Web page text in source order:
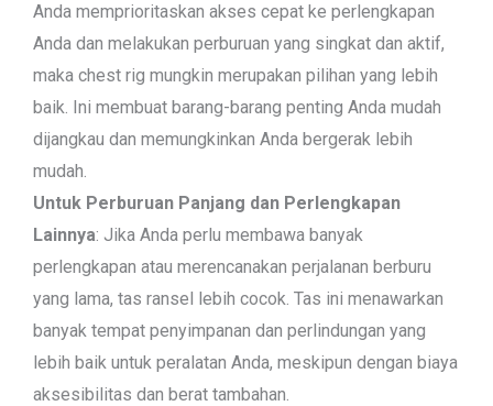
Anda memprioritaskan akses cepat ke perlengkapan
Anda dan melakukan perburuan yang singkat dan aktif,
maka chest rig mungkin merupakan pilihan yang lebih
baik. Ini membuat barang-barang penting Anda mudah
dijangkau dan memungkinkan Anda bergerak lebih
mudah.
Untuk Perburuan Panjang dan Perlengkapan
Lainnya: Jika Anda perlu membawa banyak
perlengkapan atau merencanakan perjalanan berburu
yang lama, tas ransel lebih cocok. Tas ini menawarkan
banyak tempat penyimpanan dan perlindungan yang
lebih baik untuk peralatan Anda, meskipun dengan biaya
aksesibilitas dan berat tambahan.